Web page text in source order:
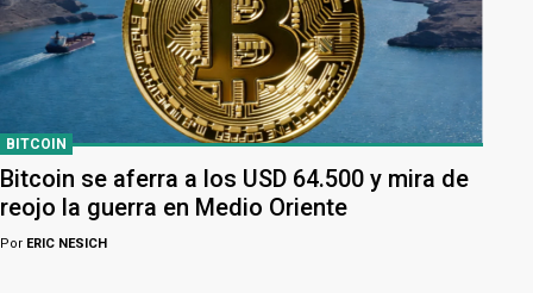
BITCOIN
Bitcoin se aferra a los USD 64.500 y mira de
reojo la guerra en Medio Oriente
Por ERIC NESICH